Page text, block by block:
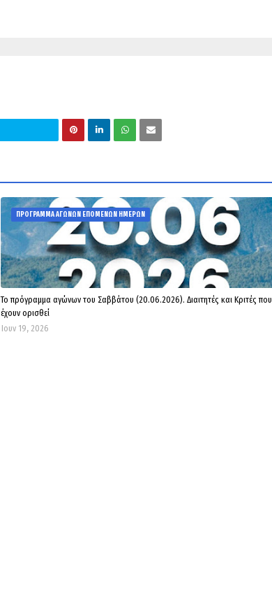
ΠΡΟΓΡΑΜΜΑ ΑΓΩΝΩΝ ΕΠΟΜΕΝΩΝ ΗΜΕΡΩΝ
Το πρόγραμμα αγώνων του Σαββάτου (20.06.2026). Διαιτητές και Kριτές που
έχουν ορισθεί
Ιουν 19, 2026